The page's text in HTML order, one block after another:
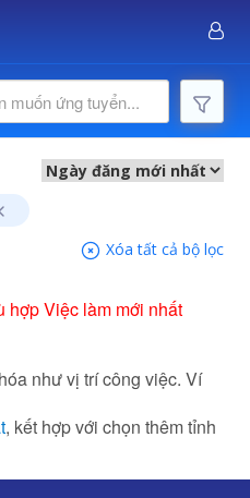
Xóa tất cả bộ lọc
hợp Việc làm mới nhất
như vị trí công việc. Ví
, kết hợp với chọn thêm tỉnh